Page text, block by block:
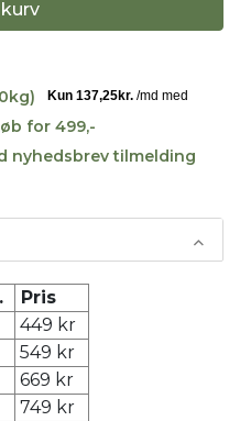
for 499,-
nyhedsbrev tilmelding
Pris
449 kr
549 kr
669 kr
749 kr